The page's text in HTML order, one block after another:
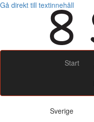
Gå direkt till textinnehåll
Start
Sverige